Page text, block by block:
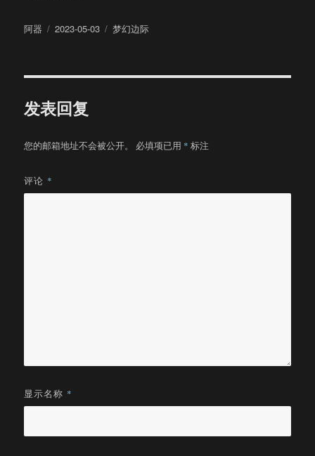
作
阿器
发
2023-05-03
分
梦幻边际
发表回复
您的邮箱地址不会被公开。 必填项已用 * 标注
评论 *
显示名称 *